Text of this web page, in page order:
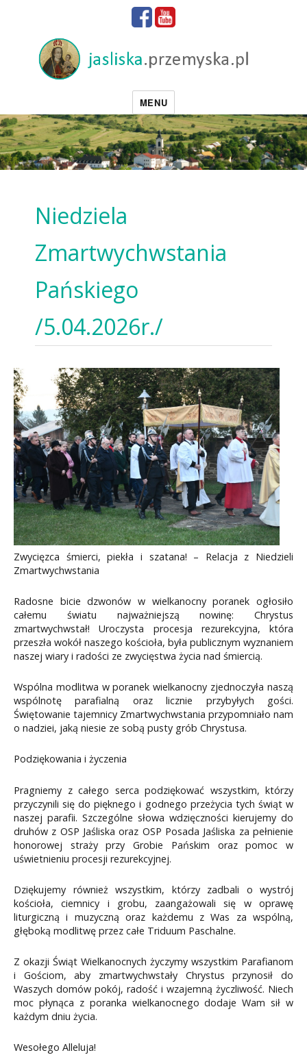
MENU
Niedziela
Zmartwychwstania
Pańskiego
/5.04.2026r./
Zwycięzca śmierci, piekła i szatana! – Relacja z Niedzieli
Zmartwychwstania
Radosne bicie dzwonów w wielkanocny poranek ogłosiło
całemu światu najważniejszą nowinę: Chrystus
zmartwychwstał! Uroczysta procesja rezurekcyjna, która
przeszła wokół naszego kościoła, była publicznym wyznaniem
naszej wiary i radości ze zwycięstwa życia nad śmiercią.
Wspólna modlitwa w poranek wielkanocny zjednoczyła naszą
wspólnotę parafialną oraz licznie przybyłych gości.
Świętowanie tajemnicy Zmartwychwstania przypomniało nam
o nadziei, jaką niesie ze sobą pusty grób Chrystusa.
Podziękowania i życzenia
Pragniemy z całego serca podziękować wszystkim, którzy
przyczynili się do pięknego i godnego przeżycia tych świąt w
naszej parafii. Szczególne słowa wdzięczności kierujemy do
druhów z OSP Jaśliska oraz OSP Posada Jaśliska za pełnienie
honorowej straży przy Grobie Pańskim oraz pomoc w
uświetnieniu procesji rezurekcyjnej.
Dziękujemy również wszystkim, którzy zadbali o wystrój
kościoła, ciemnicy i grobu, zaangażowali się w oprawę
liturgiczną i muzyczną oraz każdemu z Was za wspólną,
głęboką modlitwę przez całe Triduum Paschalne.
Z okazji Świąt Wielkanocnych życzymy wszystkim Parafianom
i Gościom, aby zmartwychwstały Chrystus przynosił do
Waszych domów pokój, radość i wzajemną życzliwość. Niech
moc płynąca z poranka wielkanocnego dodaje Wam sił w
każdym dniu życia.
Wesołego Alleluja!